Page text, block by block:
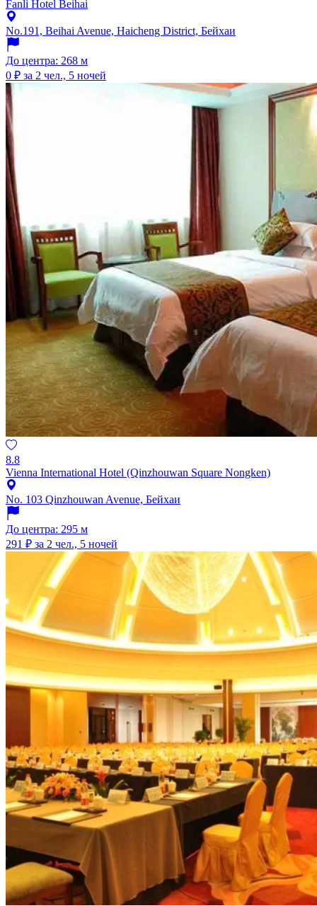
Fanli Hotel Beihai
No.191, Beihai Avenue, Haicheng District, Бейхаи
До центра: 268 м
0 ₽ за 2 чел., 5 ночей
8.8
Vienna International Hotel (Qinzhouwan Square Nongken)
No. 103 Qinzhouwan Avenue, Бейхаи
До центра: 295 м
291 ₽ за 2 чел., 5 ночей